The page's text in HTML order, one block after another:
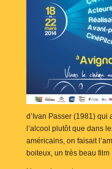
d’Ivan Passer (1981)
l’alcool plutôt que dans
américains, on faisait
boiteux, un très beau